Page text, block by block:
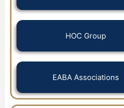
HOC Group
EABA Associations